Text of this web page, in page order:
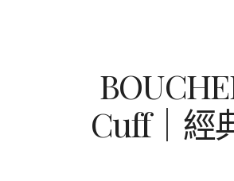
Cuff｜經